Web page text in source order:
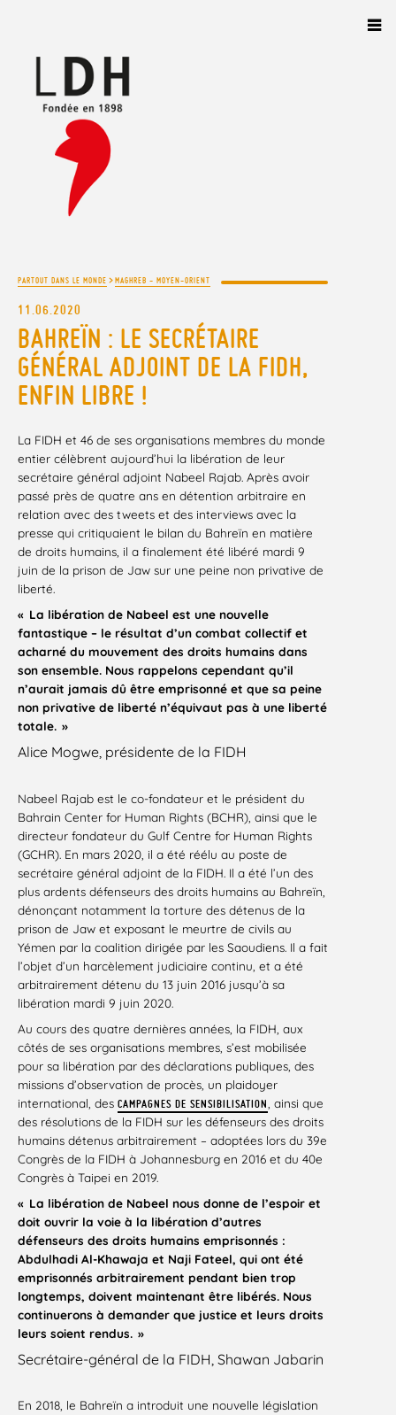
PARTOUT DANS LE MONDE >MAGHREB - MOYEN-ORIENT
11.06.2020
BAHREÏN : LE SECRÉTAIRE
GÉNÉRAL ADJOINT DE LA FIDH,
ENFIN LIBRE !
La FIDH et 46 de ses organisations membres du monde
entier célèbrent aujourd’hui la libération de leur
secrétaire général adjoint Nabeel Rajab. Après avoir
passé près de quatre ans en détention arbitraire en
relation avec des tweets et des interviews avec la
presse qui critiquaient le bilan du Bahreïn en matière
de droits humains, il a finalement été libéré mardi 9
juin de la prison de Jaw sur une peine non privative de
liberté.
« La libération de Nabeel est une nouvelle
fantastique – le résultat d’un combat collectif et
acharné du mouvement des droits humains dans
son ensemble. Nous rappelons cependant qu’il
n’aurait jamais dû être emprisonné et que sa peine
non privative de liberté n’équivaut pas à une liberté
totale. »
Alice Mogwe, présidente de la FIDH
Nabeel Rajab est le co-fondateur et le président du
Bahrain Center for Human Rights (BCHR), ainsi que le
directeur fondateur du Gulf Centre for Human Rights
(GCHR). En mars 2020, il a été réélu au poste de
secrétaire général adjoint de la FIDH. Il a été l’un des
plus ardents défenseurs des droits humains au Bahreïn,
dénonçant notamment la torture des détenus de la
prison de Jaw et exposant le meurtre de civils au
Yémen par la coalition dirigée par les Saoudiens. Il a fait
l’objet d’un harcèlement judiciaire continu, et a été
arbitrairement détenu du 13 juin 2016 jusqu’à sa
libération mardi 9 juin 2020.
Au cours des quatre dernières années, la FIDH, aux
côtés de ses organisations membres, s’est mobilisée
pour sa libération par des déclarations publiques, des
missions d’observation de procès, un plaidoyer
international, des CAMPAGNES DE SENSIBILISATION , ainsi que
des résolutions de la FIDH sur les défenseurs des droits
humains détenus arbitrairement – adoptées lors du 39e
Congrès de la FIDH à Johannesburg en 2016 et du 40e
Congrès à Taipei en 2019.
« La libération de Nabeel nous donne de l’espoir et
doit ouvrir la voie à la libération d’autres
défenseurs des droits humains emprisonnés :
Abdulhadi Al-Khawaja et Naji Fateel, qui ont été
emprisonnés arbitrairement pendant bien trop
longtemps, doivent maintenant être libérés. Nous
continuerons à demander que justice et leurs droits
leurs soient rendus. »
Secrétaire-général de la FIDH, Shawan Jabarin
En 2018, le Bahreïn a introduit une nouvelle législation